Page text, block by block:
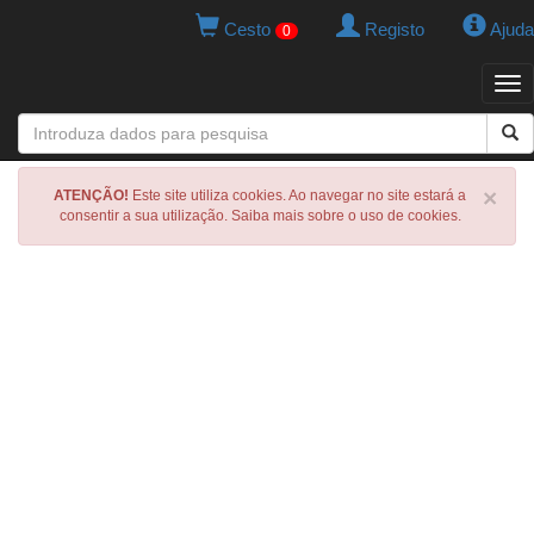
Cesto 0 Registo Ajuda
×
ATENÇÃO! Este site utiliza cookies. Ao navegar no site estará a
consentir a sua utilização. Saiba mais sobre o uso de cookies.